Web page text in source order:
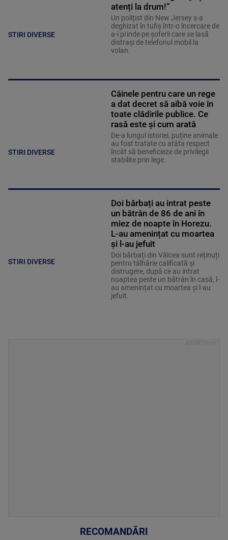
STIRI DIVERSE
atenți la drum!”
Un polițist din New Jersey s-a
deghizat în tufiș într-o încercare de
a-i prinde pe șoferii care se lasă
distrași de telefonul mobil la
volan.
STIRI DIVERSE
Câinele pentru care un rege
a dat decret să aibă voie în
toate clădirile publice. Ce
rasă este și cum arată
De-a lungul istoriei, puține animale
au fost tratate cu atâta respect
încât să beneficieze de privilegii
stabilite prin lege.
STIRI DIVERSE
Doi bărbați au intrat peste
un bătrân de 86 de ani în
miez de noapte în Horezu.
L-au amenințat cu moartea
și l-au jefuit
Doi bărbați din Vâlcea sunt reținuți
pentru tâlhărie calificată și
distrugere, după ce au intrat
noaptea peste un bătrân în casă, l-
au amenințat cu moartea și l-au
jefuit.
RECOMANDĂRI